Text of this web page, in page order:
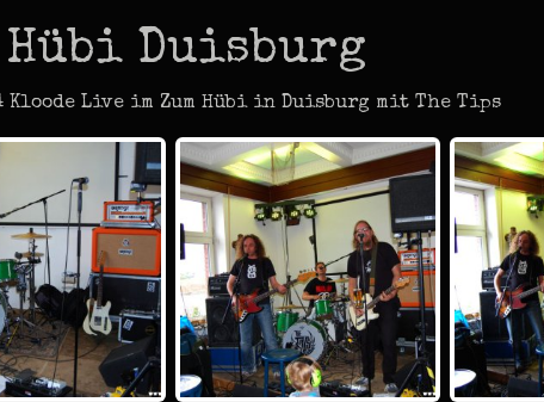
Hübi Duisburg
Kloode Live im Zum Hübi in Duisburg mit The Tips